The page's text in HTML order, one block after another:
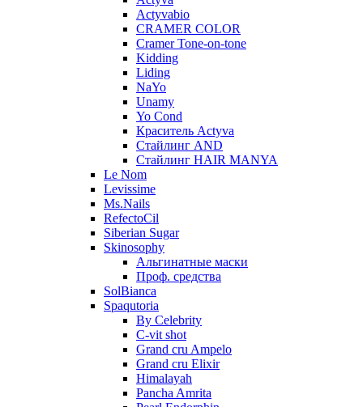
Actyvabio
CRAMER COLOR
Cramer Tone-on-tone
Kidding
Liding
NaYo
Unamy
Yo Cond
Краситель Actyva
Стайлинг AND
Стайлинг HAIR MANYA
Le Nom
Levissime
Ms.Nails
RefectoCil
Siberian Sugar
Skinosophy
Альгинатные маски
Проф. средства
SolBianca
Spaqutoria
By Celebrity
C-vit shot
Grand cru Ampelo
Grand сru Elixir
Himalayah
Pancha Amrita